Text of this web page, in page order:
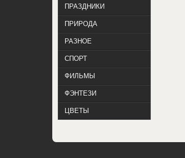
ПРАЗДНИКИ
ПРИРОДА
РАЗНОЕ
СПОРТ
ФИЛЬМЫ
ФЭНТЕЗИ
ЦВЕТЫ